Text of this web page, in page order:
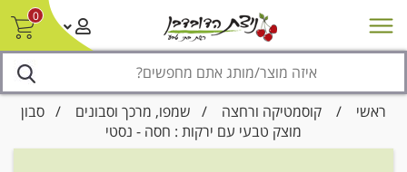
0
מבצעים סניפים צור קשר/ביטול הזמנה
ראשי / קוסמטיקה ורחצה / שמפו, מרכך וסבונים / סבון
מוצק טבעי עם ירקות : חסה - נסטי